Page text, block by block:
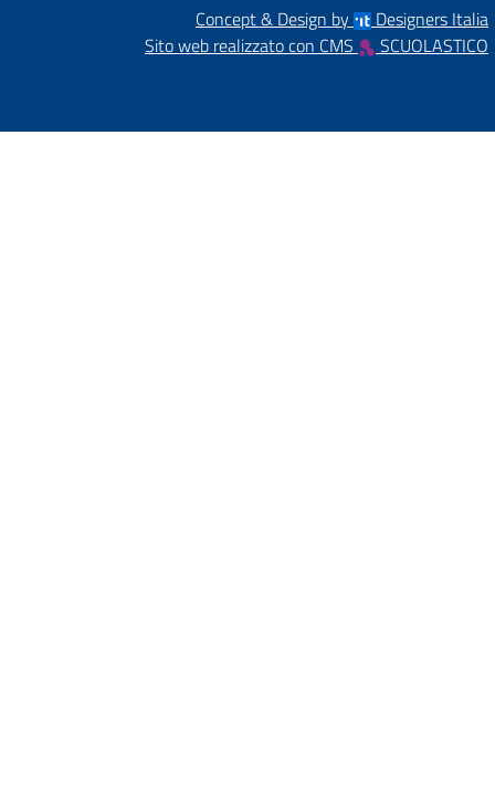
Concept & Design by
Designers Italia
Sito web realizzato con CMS
SCUOLASTICO